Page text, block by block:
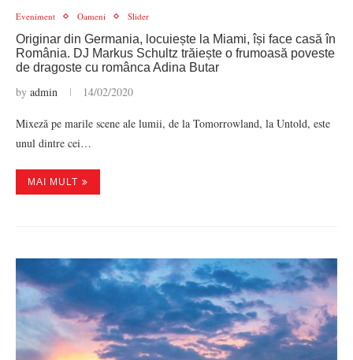
Eveniment Oameni Slider
Originar din Germania, locuiește la Miami, își face casă în
România. DJ Markus Schultz trăiește o frumoasă poveste
de dragoste cu românca Adina Butar
by admin 14/02/2020
Mixeză pe marile scene ale lumii, de la Tomorrowland, la Untold, este
unul dintre cei…
MAI MULT